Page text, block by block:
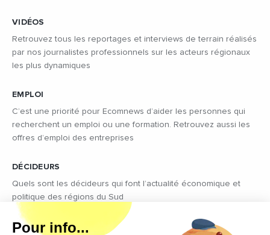
VIDÉOS
Retrouvez tous les reportages et interviews de terrain réalisés
par nos journalistes professionnels sur les acteurs régionaux
les plus dynamiques
EMPLOI
C’est une priorité pour Ecomnews d’aider les personnes qui
recherchent un emploi ou une formation. Retrouvez aussi les
offres d’emploi des entreprises
DÉCIDEURS
Quels sont les décideurs qui font l’actualité économique et
politique des régions du Sud